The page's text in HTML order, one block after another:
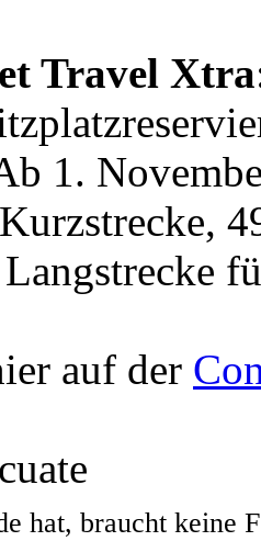
Travel Xtra
1.
auf der
hat, braucht keine